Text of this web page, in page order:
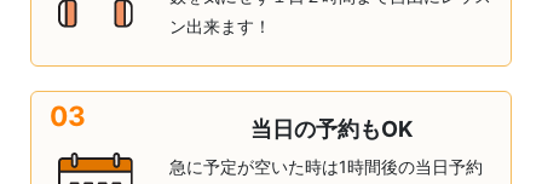
ン出来ます！
03 当日の予約もOK
急に予定が空いた時は1時間後の当日予約